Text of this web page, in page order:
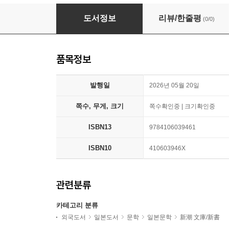
日本－沒落か再生か
도서정보 리뷰/한줄평 (0/0)
품목정보
발행일 2026년 05월 20일
쪽수, 무게, 크기 쪽수확인중 | 크기확인중
ISBN13 9784106039461
ISBN10 410603946X
관련분류
카테고리 분류
외국도서 일본도서 문학 일본문학 新潮 文庫/新書